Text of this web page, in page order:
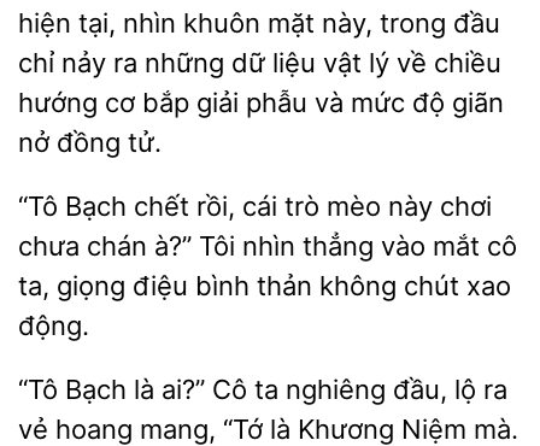
hiện tại, nhìn khuôn mặt này, trong đầu
chỉ nảy ra những dữ liệu vật lý về chiều
hướng cơ bắp giải phẫu và mức độ giãn
nở đồng tử.
“Tô Bạch chết rồi, cái trò mèo này chơi
chưa chán à?”
nhìn thẳng vào mắt cô
ta, giọng điệu
thản không chút xao
“Tô Bạch là ai?” Cô ta nghiêng đầu,
ra
hoang mang, “Tớ là Khương Niệm mà.